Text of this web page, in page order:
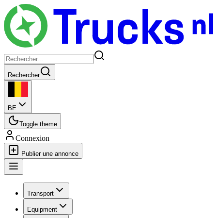
Rechercher
BE
Toggle theme
Connexion
Publier une annonce
Transport
Equipment